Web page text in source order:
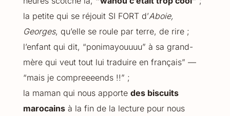
la petite qui se réjouit SI FORT d’Aboie,
Georges, qu’elle se roule par terre, de rire ;
l’enfant qui dit, “ponimayouuuu” à sa grand-
mère qui veut tout lui traduire en français” —
“mais je compreeeends !!” ;
la maman qui nous apporte des biscuits
marocainsà la fin de la lecture pour nous